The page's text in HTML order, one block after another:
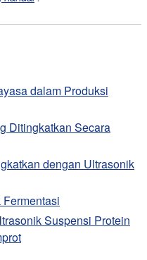
dalam Produksi
Ditingkatkan Secara
dengan Ultrasonik
Suspensi Protein